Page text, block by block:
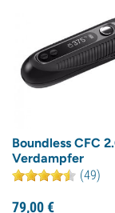
Boundless CFC
Verdampfer
(49)
79,00€